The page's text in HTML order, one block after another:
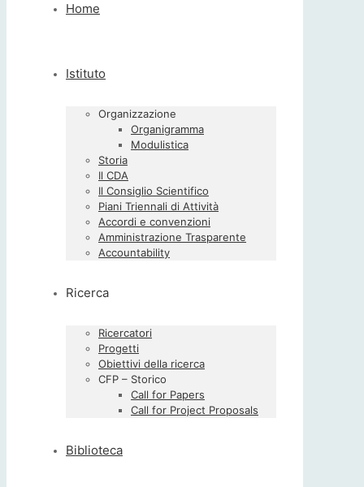
Home
Istituto
Organizzazione
Organigramma
Modulistica
Storia
Il CDA
Il Consiglio Scientifico
Piani Triennali di Attività
Accordi e convenzioni
Amministrazione Trasparente
Accountability
Ricerca
Ricercatori
Progetti
Obiettivi della ricerca
CFP – Storico
Call for Papers
Call for Project Proposals
Biblioteca